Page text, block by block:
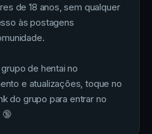
de 18 anos, sem qualquer
às postagens
de hentai no
e atualizações, toque no
do grupo para entrar no
🔞